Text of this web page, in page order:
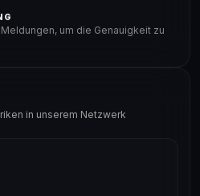
um die Genauigkeit zu
in unserem Netzwerk